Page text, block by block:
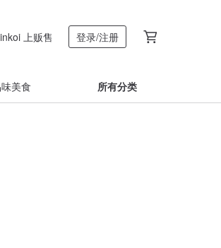
上贩售 登录/注册
美食 所有分类